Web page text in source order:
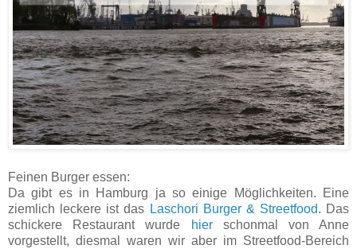
Feinen Burger essen:
Da gibt es in Hamburg ja so einige Möglichkeiten. Eine
ziemlich leckere ist das Laschori Burger & Streetfood. Das
schickere Restaurant wurde
hierschonmal von Anne
vorgestellt, diesmal waren wir aber im Streetfood-Bereich